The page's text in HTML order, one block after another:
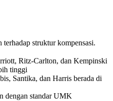
struktur kompensasi.
Ritz-Carlton, dan Kempinski
tinggi
Santika, dan Harris berada di
dengan standar UMK